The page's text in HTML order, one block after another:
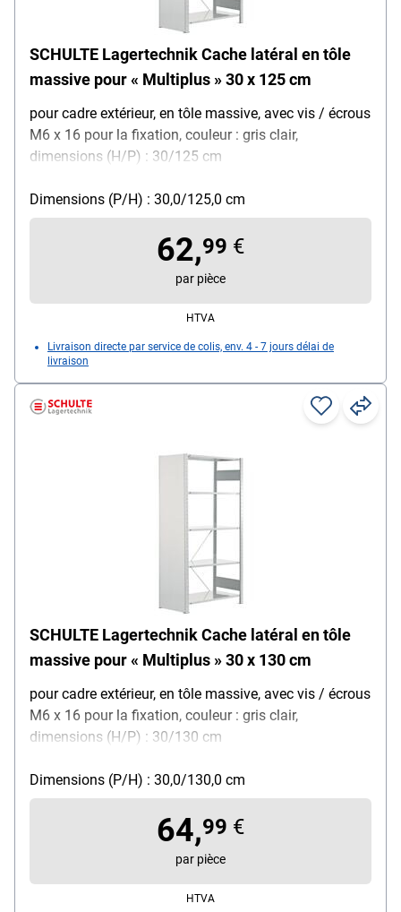
SCHULTE Lagertechnik Cache latéral en tôle
massive pour « Multiplus » 30 x 125 cm
pour cadre extérieur, en tôle massive, avec vis / écrous
M6 x 16 pour la fixation, couleur : gris clair,
dimensions (H/P) : 30/125 cm
Dimensions (P/H) : 30,0/125,0 cm
62,99 €
par pièce
HTVA
Livraison directe par service de colis, env. 4 - 7 jours délai de
livraison
SCHULTE Lagertechnik Cache latéral en tôle
massive pour « Multiplus » 30 x 130 cm
pour cadre extérieur, en tôle massive, avec vis / écrous
M6 x 16 pour la fixation, couleur : gris clair,
dimensions (H/P) : 30/130 cm
Dimensions (P/H) : 30,0/130,0 cm
64,99 €
par pièce
HTVA